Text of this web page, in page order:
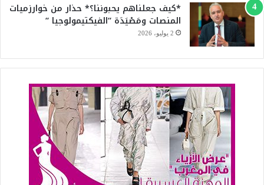
*كيف جعلناهم يحبوننا؟* حذار من خوارزميات
المنصات ومَصْيَدَة “الفيكتيمولوجيا “
2 يوليو، 2026